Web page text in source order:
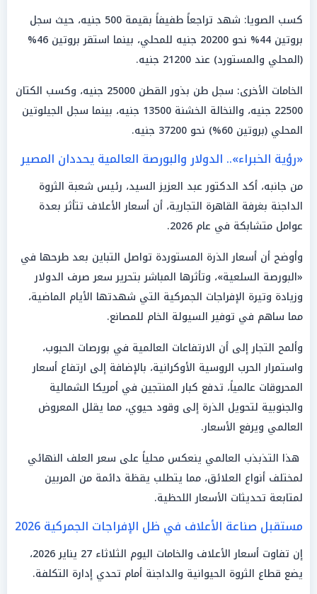
كسب الصويا: شهد تراجعاً طفيفاً بقيمة 500 جنيه، حيث سجل
بروتين 44% نحو 20200 جنيه للمحلي، بينما استقر بروتين 46%
(المحلي والمستورد) عند 21200 جنيه.
الخامات الأخرى: سجل طن بذور القطن 25000 جنيه، وكسب الكتان
22500 جنيه، والنخالة الخشنة 13500 جنيه، بينما سجل الجيلوتين
المحلي (بروتين 60%) نحو 37200 جنيه.
«رؤية الخبراء».. الدولار والبورصة العالمية يحددان المصير
من جانبه، أكد الدكتور عبد العزيز السيد، رئيس شعبة الثروة
الداجنة بغرفة القاهرة التجارية، أن أسعار الأعلاف تتأثر بعدة
عوامل متشابكة في عام 2026.
وأوضح أن أسعار الذرة المستوردة تواصل التباين بعد طرحها في
«البورصة السلعية»، وتأثرها المباشر بتحرير سعر صرف الدولار
وزيادة وتيرة الإفراجات الجمركية التي شهدتها الأيام الماضية،
مما ساهم في توفير السيولة الخام للمصانع.
وألمح التجار إلى أن الارتفاعات العالمية في بورصات الحبوب،
واستمرار الحرب الروسية الأوكرانية، بالإضافة إلى ارتفاع أسعار
المحروقات عالمياً، تدفع كبار المنتجين في أمريكا الشمالية
والجنوبية لتحويل الذرة إلى وقود حيوي، مما يقلل المعروض
العالمي ويرفع الأسعار.
هذا التذبذب العالمي ينعكس محلياً على سعر العلف النهائي
لمختلف أنواع العلائق، مما يتطلب يقظة دائمة من المربين
لمتابعة تحديثات الأسعار اللحظية.
مستقبل صناعة الأعلاف في ظل الإفراجات الجمركية 2026
إن تفاوت أسعار الأعلاف والخامات اليوم الثلاثاء 27 يناير 2026،
يضع قطاع الثروة الحيوانية والداجنة أمام تحدي إدارة التكلفة.